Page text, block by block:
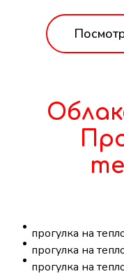
прогулка на
прогулка на
прогулка на